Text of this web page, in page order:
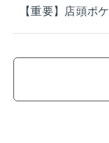
【重要】店頭ポ